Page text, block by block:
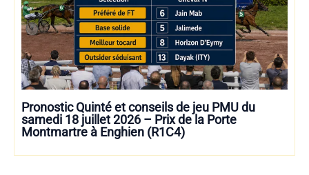
Pronostic Quinté et conseils de jeu PMU du
samedi 18 juillet 2026 – Prix de la Porte
Montmartre à Enghien (R1C4)